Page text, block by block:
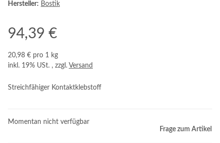
Hersteller: Bostik
94,39 €
20,98 € pro 1 kg
inkl. 19% USt. , zzgl. Versand
Streichfähiger Kontaktklebstoff
Momentan nicht verfügbar
Frage zum Artikel